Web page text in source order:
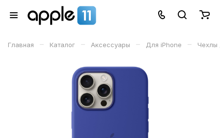
Главная – Каталог – Аксессуары – Для iPhone – Чехлы